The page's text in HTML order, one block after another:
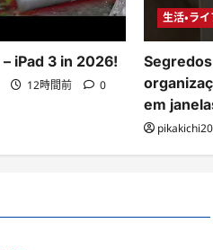
iPad 3 in 2026!
12時間前 0
生活・ライ
em